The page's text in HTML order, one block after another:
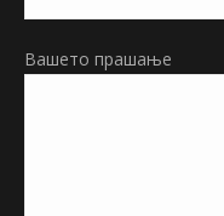
Вашето прашање